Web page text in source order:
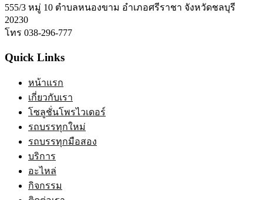
555/3 หมู่ 10 ตำบลหนองขาม อำเภอศรีราชา จังหวัดชลบุรี
20230
โทร 038-296-777
Quick Links
หน้าแรก
เกี่ยวกับเรา
โซลูชั่นโพรไวเดอร์
รถบรรทุกใหม่
รถบรรทุกมือสอง
บริการ
อะไหล่
กิจกรรม